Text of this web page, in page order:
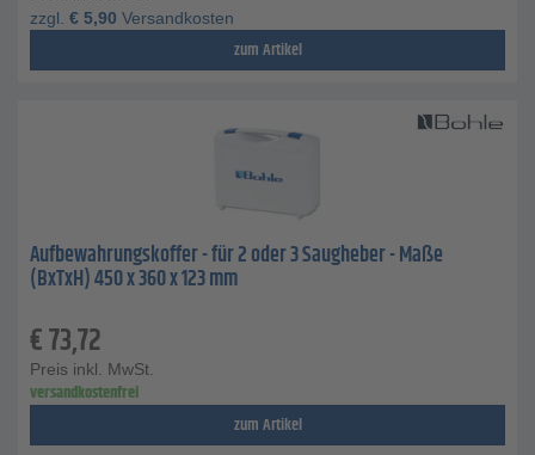
zzgl. € 5,90 Versandkosten
zum Artikel
Aufbewahrungskoffer - für 2 oder 3 Saugheber - Maße
(BxTxH) 450 x 360 x 123 mm
€73,72
Preis inkl. MwSt.
versandkostenfrei
zum Artikel